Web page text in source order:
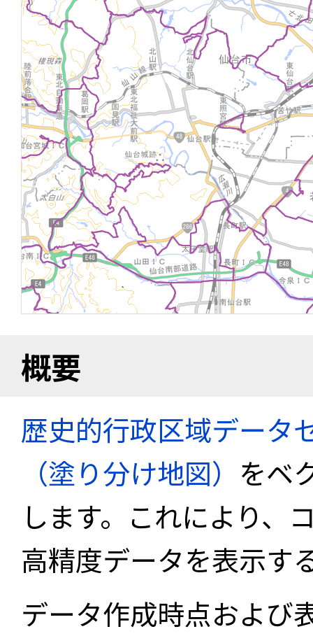
概要
歴史的行政区域データ
（塗り分け地図） をベ
します。これにより、
高精度データを表示す
データ作成時点および